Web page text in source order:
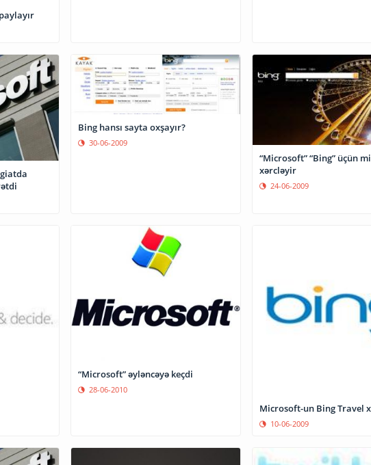
Bing hansı sayta oxşayır?
30-06-2009
“Microsoft” “Bing” üçün milyonlar
xərcləyir
24-06-2009
“Microsoft” əyləncəyə keçdi
28-06-2010
Microsoft-un Bing Travel
10-06-2009